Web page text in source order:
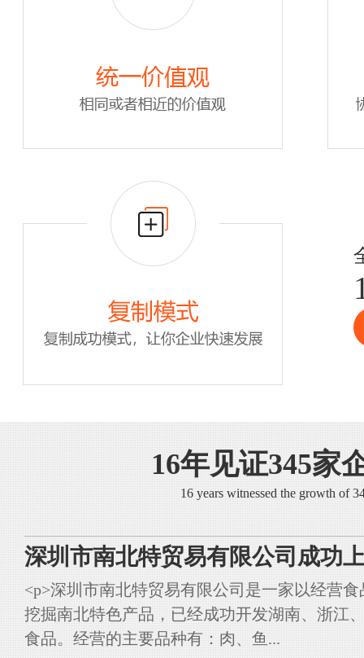
16年见证345家
16 years witnessed the growth of
深圳市南北特贸易有限公司成功
<p>深圳市南北特贸易有限公司是一家以经营
挖掘南北特色产品，已经成功开发湖南、浙江
食品。经营的主要品种有：肉、鱼...